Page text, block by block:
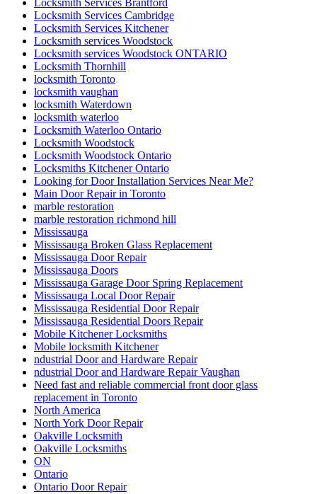
Locksmith Services Cambridge
Locksmith Services Kitchener
Locksmith services Woodstock
Locksmith services Woodstock ONTARIO
Locksmith Thornhill
locksmith Toronto
locksmith vaughan
locksmith Waterdown
locksmith waterloo
Locksmith Waterloo Ontario
Locksmith Woodstock
Locksmith Woodstock Ontario
Locksmiths Kitchener Ontario
Looking for Door Installation Services Near Me?
Main Door Repair in Toronto
marble restoration
marble restoration richmond hill
Mississauga
Mississauga Broken Glass Replacement
Mississauga Door Repair
Mississauga Doors
Mississauga Garage Door Spring Replacement
Mississauga Local Door Repair
Mississauga Residential Door Repair
Mississauga Residential Doors Repair
Mobile Kitchener Locksmiths
Mobile locksmith Kitchener
ndustrial Door and Hardware Repair
ndustrial Door and Hardware Repair Vaughan
Need fast and reliable commercial front door glass
replacement in Toronto
North America
North York Door Repair
Oakville Locksmith
Oakville Locksmiths
ON
Ontario
Ontario Door Repair